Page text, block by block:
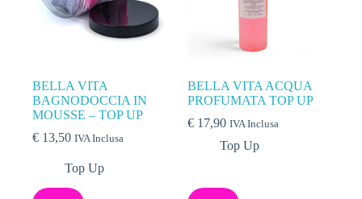
BELLA VITA
BAGNODOCCIA IN
MOUSSE – TOP UP
€ 13,50 IVA Inclusa
Top Up
BELLA VITA ACQUA
PROFUMATA TOP UP
€ 17,90 IVA Inclusa
Top Up